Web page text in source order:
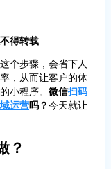
得转载
个步骤，会省下人
，从而让客户的体
的小程序。 微信扫码
运营吗？今天就让
？